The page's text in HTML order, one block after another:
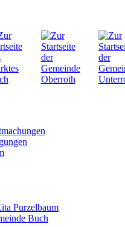
Purzelbaum
Buch